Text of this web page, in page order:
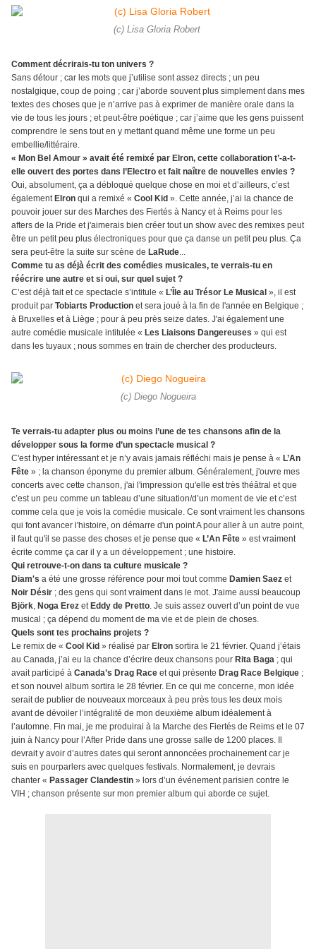
(c) Lisa Gloria Robert
Comment décrirais-tu ton univers ?
Sans détour ; car les mots que j’utilise sont assez directs ; un peu
nostalgique, coup de poing ; car j’aborde souvent plus simplement dans mes
textes des choses que je n’arrive pas à exprimer de manière orale dans la
vie de tous les jours ; et peut-être poétique ; car j’aime que les gens puissent
comprendre le sens tout en y mettant quand même une forme un peu
embellie/littéraire.
« Mon Bel Amour » avait été remixé par Elron, cette collaboration t’-a-t-
elle ouvert des portes dans l’Electro et fait naître de nouvelles envies ?
Oui, absolument, ça a débloqué quelque chose en moi et d’ailleurs, c’est
également Elron qui a remixé « Cool Kid ». Cette année, j’ai la chance de
pouvoir jouer sur des Marches des Fiertés à Nancy et à Reims pour les
afters de la Pride et j'aimerais bien créer tout un show avec des remixes peut
être un petit peu plus électroniques pour que ça danse un petit peu plus. Ça
sera peut-être la suite sur scène de LaRude...
Comme tu as déjà écrit des comédies musicales, te verrais-tu en
réécrire une autre et si oui, sur quel sujet ?
C’est déjà fait et ce spectacle s’intitule « L’Île au Trésor Le Musical », il est
produit par Tobiarts Production et sera joué à la fin de l'année en Belgique ;
à Bruxelles et à Liège ; pour à peu près seize dates. J'ai également une
autre comédie musicale intitulée « Les Liaisons Dangereuses » qui est
dans les tuyaux ; nous sommes en train de chercher des producteurs.
(c) Diego Nogueira
Te verrais-tu adapter plus ou moins l’une de tes chansons afin de la
développer sous la forme d’un spectacle musical ?
C'est hyper intéressant et je n’y avais jamais réfléchi mais je pense à « L’An
Fête » ; la chanson éponyme du premier album. Généralement, j'ouvre mes
concerts avec cette chanson, j'ai l'impression qu'elle est très théâtral et que
c’est un peu comme un tableau d’une situation/d’un moment de vie et c’est
comme cela que je vois la comédie musicale. Ce sont vraiment les chansons
qui font avancer l'histoire, on démarre d'un point A pour aller à un autre point,
il faut qu'il se passe des choses et je pense que « L’An Fête » est vraiment
écrite comme ça car il y a un développement ; une histoire.
Qui retrouve-t-on dans ta culture musicale ?
Diam's a été une grosse référence pour moi tout comme Damien Saez et
Noir Désir ; des gens qui sont vraiment dans le mot. J'aime aussi beaucoup
Björk, Noga Erez et Eddy de Pretto. Je suis assez ouvert d’un point de vue
musical ; ça dépend du moment de ma vie et de plein de choses.
Quels sont tes prochains projets ?
Le remix de « Cool Kid » réalisé par Elron sortira le 21 février. Quand j’étais
au Canada, j’ai eu la chance d’écrire deux chansons pour Rita Baga ; qui
avait participé à Canada’s Drag Race et qui présente Drag Race Belgique ;
et son nouvel album sortira le 28 février. En ce qui me concerne, mon idée
serait de publier de nouveaux morceaux à peu près tous les deux mois
avant de dévoiler l’intégralité de mon deuxième album idéalement à
l’automne. Fin mai, je me produirai à la Marche des Fiertés de Reims et le 07
juin à Nancy pour l’After Pride dans une grosse salle de 1200 places. Il
devrait y avoir d’autres dates qui seront annoncées prochainement car je
suis en pourparlers avec quelques festivals. Normalement, je devrais
chanter « Passager Clandestin » lors d’un événement parisien contre le
VIH ; chanson présente sur mon premier album qui aborde ce sujet.